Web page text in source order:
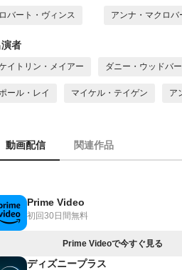
ロバート・ヴィンス アンナ・マクロバ
演者
イトリン・メイアー ダニー・ウッドバ
ール・レイ マイケル・テイゲン ア
動画配信 関連作品
Prime Video
初回30日間無料
Prime Videoで今すぐ見る
ディズニープラス